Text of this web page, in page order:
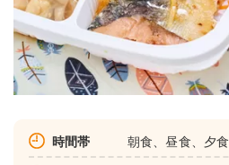
時間帯 朝食、昼食、夕食